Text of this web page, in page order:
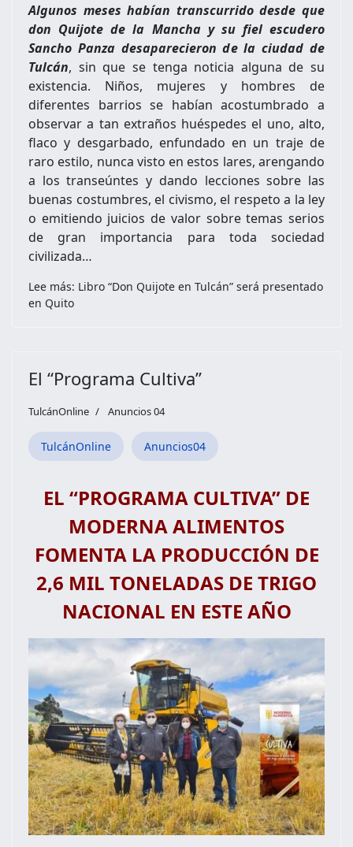
Algunos meses habían transcurrido desde que
don Quijote de la Mancha y su fiel escudero
Sancho Panza desaparecieron de la ciudad de
Tulcán, sin que se tenga noticia alguna de su
existencia. Niños, mujeres y hombres de
diferentes barrios se habían acostumbrado a
observar a tan extraños huéspedes el uno, alto,
flaco y desgarbado, enfundado en un traje de
raro estilo, nunca visto en estos lares, arengando
a los transeúntes y dando lecciones sobre las
buenas costumbres, el civismo, el respeto a la ley
o emitiendo juicios de valor sobre temas serios
de gran importancia para toda sociedad
civilizada…
Lee más: Libro “Don Quijote en Tulcán” será presentado
en Quito
El “Programa Cultiva”
TulcánOnline Anuncios 04
TulcánOnline Anuncios04
EL “PROGRAMA CULTIVA” DE
MODERNA ALIMENTOS
FOMENTA LA PRODUCCIÓN DE
2,6 MIL TONELADAS DE TRIGO
NACIONAL EN ESTE AÑO